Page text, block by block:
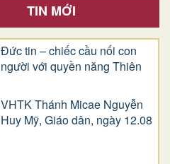
TIN MỚI
Đức tin – chiếc cầu nối con
người với quyền năng Thiên
VHTK Thánh Micae Nguyễn
Huy Mỹ, Giáo dân, ngày 12.08